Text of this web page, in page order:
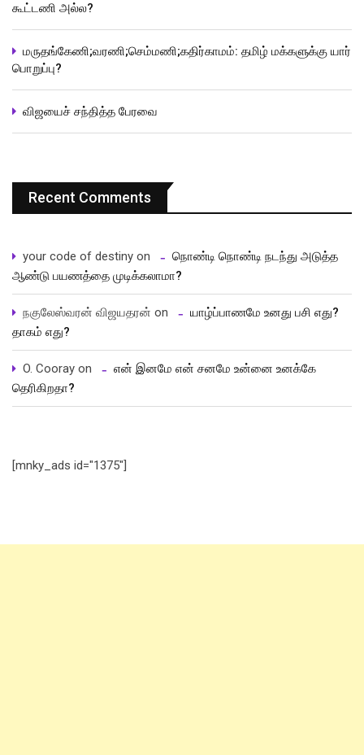
கூட்டணி அல்ல?
மருதங்கேணி;வரணி;செம்மணி;கதிர்காமம்: தமிழ் மக்களுக்கு யார்
பொறுப்பு?
விஜயைச் சந்தித்த பேரவை
Recent Comments
your code of destiny on
நொண்டி நொண்டி நடந்து அடுத்த
ஆண்டு பயணத்தை முடிக்கலாமா?
நகுலேஸ்வரன் விஜயதரன் on
யாழ்ப்பாணமே உனது பசி எது?
தாகம் எது?
O. Cooray on
என் இனமே என் சனமே உன்னை உனக்கே
தெரிகிறதா?
[mnky_ads id="1375"]